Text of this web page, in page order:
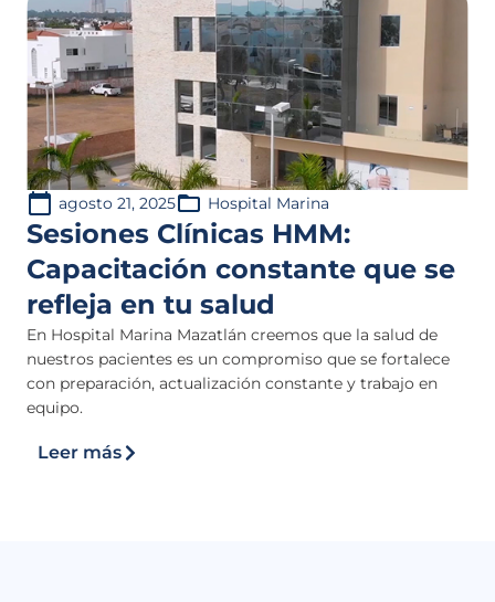
agosto 21, 2025 Hospital Marina
Sesiones Clínicas HMM:
Capacitación constante que se
refleja en tu salud
En Hospital Marina Mazatlán creemos que la salud de
nuestros pacientes es un compromiso que se fortalece
con preparación, actualización constante y trabajo en
equipo.
Leer más